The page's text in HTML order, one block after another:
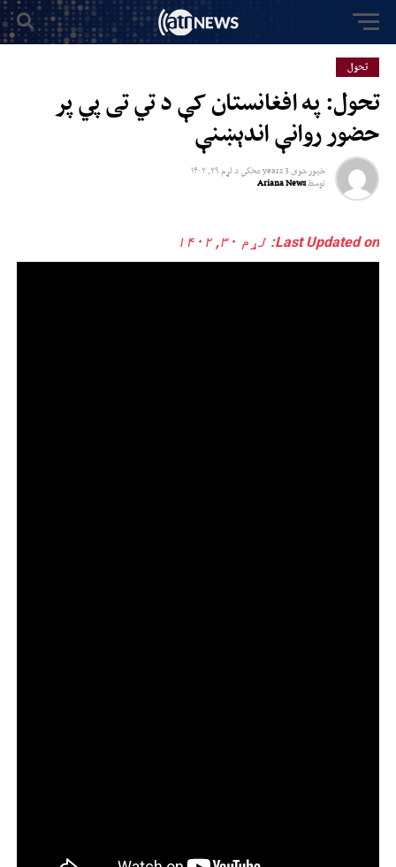
تحول
تحول: په افغانستان کې د تي تی پي پر
حضور روانې اندېښنې
خپور شوی3 years مخکي د لړم ۲۹, ۱۴۰۲
توسطAriana News
Last Updated on: لړم ۳۰, ۱۴۰۲